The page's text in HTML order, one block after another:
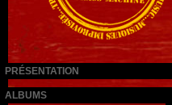
PRÉSENTATION
ALBUMS